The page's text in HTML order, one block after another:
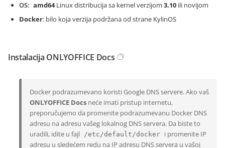
OS
amd64Linux distribucija sa kernel verzijom 3.10 ili novijom
Docker: bilo koja verzija podržana od strane KylinOS
Instalacija ONLYOFFICE Docs
Docker podrazumevano koristi Google DNS servere. Ako vaš
ONLYOFFICE Docs neće imati pristup internetu,
preporučujemo da promenite podrazumevanu Docker DNS
adresu na adresu vašeg lokalnog DNS servera. Da biste to
uradili, idite u fajl /etc/default/docker i promenite IP
adresu u sledećem redu na IP adresu DNS servera u vašoj